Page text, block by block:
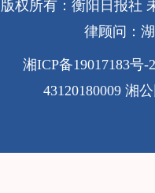
版权所有：衡阳日报社
律顾问：
湘ICP备19017183号-2
43120180009 湘公